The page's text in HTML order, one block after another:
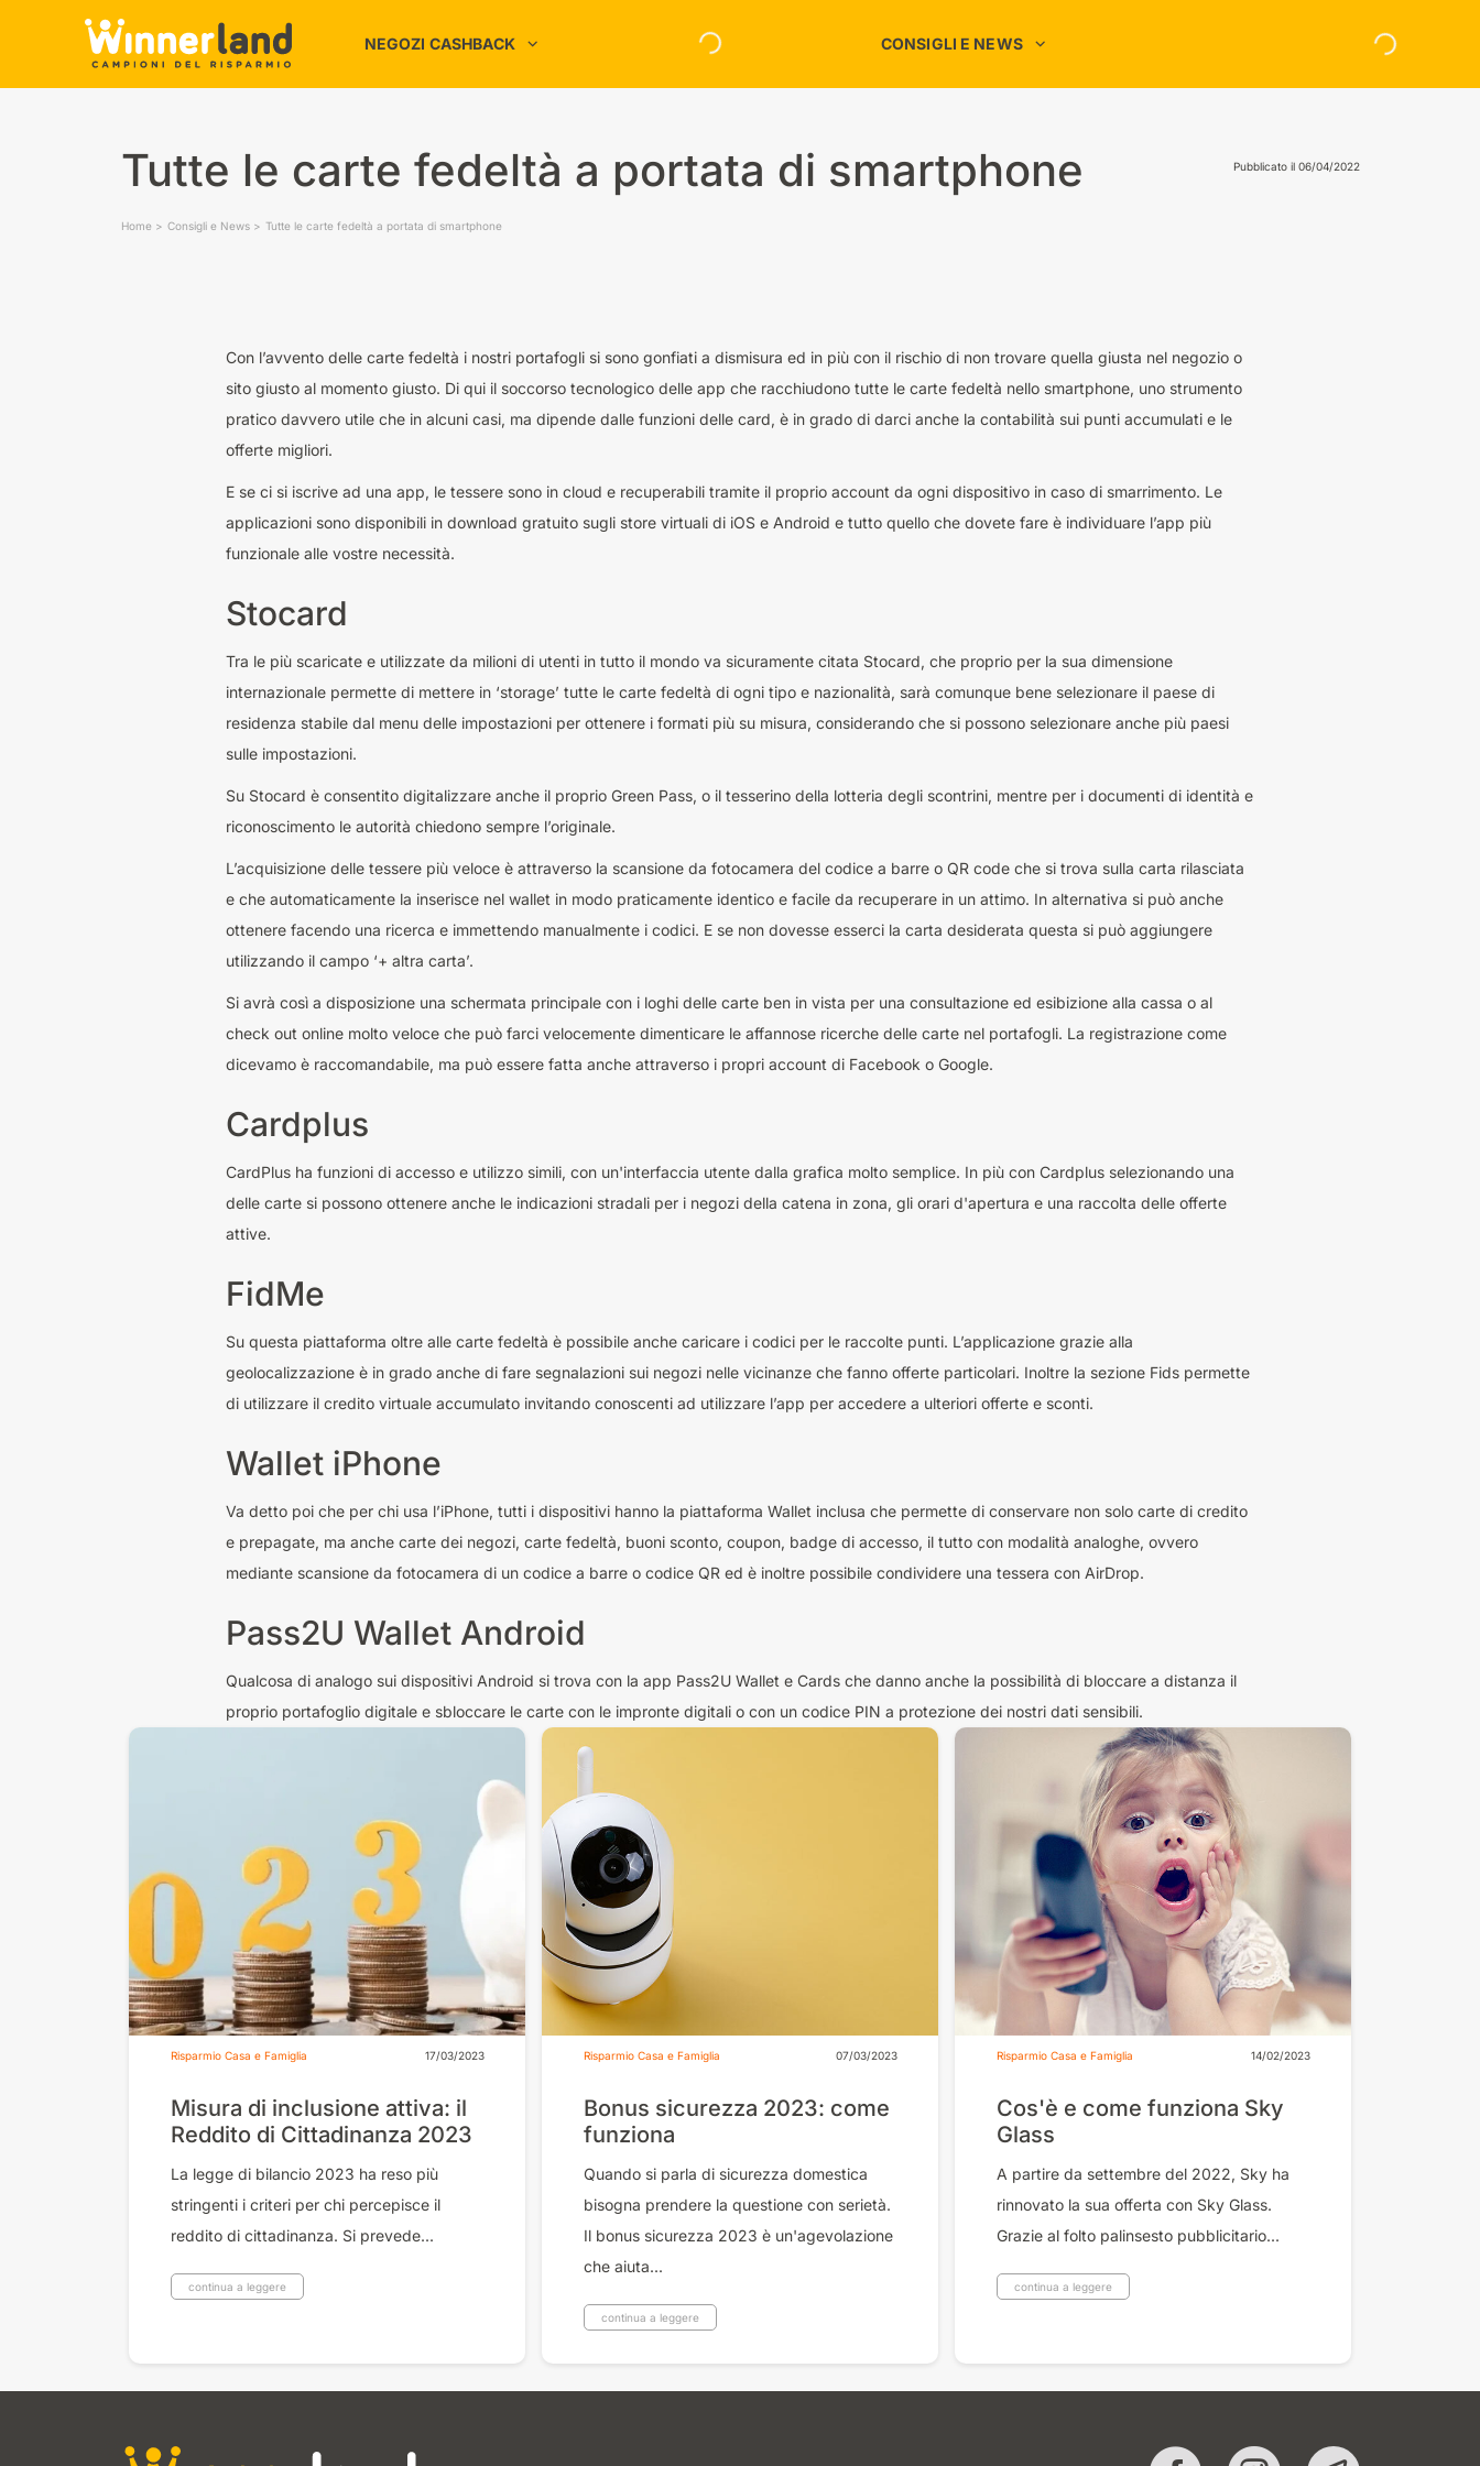
NEGOZI CASHBACK
Amici animali
Auto e Moto
Bambini e Giochi
Megastore
Moda e Accessori
Tutti i negozi
CONSIGLI E NEWS
Risparmio Shopping Online
Tutte le carte fedeltà a portata di smartphone Pubblicato il 06/04/2022
Home Consigli e News Tutte le carte fedeltà a portata di smartphone
Con l’avvento delle carte fedeltà i nostri portafogli si sono gonfiati a dismisura ed in più con il rischio di non trovare quella giusta nel negozio o
sito giusto al momento giusto. Di qui il soccorso tecnologico delle app che racchiudono tutte le carte fedeltà nello smartphone, uno strumento
pratico davvero utile che in alcuni casi, ma dipende dalle funzioni delle card, è in grado di darci anche la contabilità sui punti accumulati e le
offerte migliori.
E se ci si iscrive ad una app, le tessere sono in cloud e recuperabili tramite il proprio account da ogni dispositivo in caso di smarrimento. Le
applicazioni sono disponibili in download gratuito sugli store virtuali di iOS e Android e tutto quello che dovete fare è individuare l’app più
funzionale alle vostre necessità.
Stocard
Tra le più scaricate e utilizzate da milioni di utenti in tutto il mondo va sicuramente citata Stocard, che proprio per la sua dimensione
internazionale permette di mettere in ‘storage’ tutte le carte fedeltà di ogni tipo e nazionalità, sarà comunque bene selezionare il paese di
residenza stabile dal menu delle impostazioni per ottenere i formati più su misura, considerando che si possono selezionare anche più paesi
sulle impostazioni.
Su Stocard è consentito digitalizzare anche il proprio Green Pass, o il tesserino della lotteria degli scontrini, mentre per i documenti di identità e
riconoscimento le autorità chiedono sempre l’originale.
L’acquisizione delle tessere più veloce è attraverso la scansione da fotocamera del codice a barre o QR code che si trova sulla carta rilasciata
e che automaticamente la inserisce nel wallet in modo praticamente identico e facile da recuperare in un attimo. In alternativa si può anche
ottenere facendo una ricerca e immettendo manualmente i codici. E se non dovesse esserci la carta desiderata questa si può aggiungere
utilizzando il campo ‘+ altra carta’.
Si avrà così a disposizione una schermata principale con i loghi delle carte ben in vista per una consultazione ed esibizione alla cassa o al
check out online molto veloce che può farci velocemente dimenticare le affannose ricerche delle carte nel portafogli. La registrazione come
dicevamo è raccomandabile, ma può essere fatta anche attraverso i propri account di Facebook o Google.
Cardplus
CardPlus ha funzioni di accesso e utilizzo simili, con un'interfaccia utente dalla grafica molto semplice. In più con Cardplus selezionando una
delle carte si possono ottenere anche le indicazioni stradali per i negozi della catena in zona, gli orari d'apertura e una raccolta delle offerte
attive.
FidMe
Su questa piattaforma oltre alle carte fedeltà è possibile anche caricare i codici per le raccolte punti. L’applicazione grazie alla
geolocalizzazione è in grado anche di fare segnalazioni sui negozi nelle vicinanze che fanno offerte particolari. Inoltre la sezione Fids permette
di utilizzare il credito virtuale accumulato invitando conoscenti ad utilizzare l’app per accedere a ulteriori offerte e sconti.
Wallet iPhone
Va detto poi che per chi usa l’iPhone, tutti i dispositivi hanno la piattaforma Wallet inclusa che permette di conservare non solo carte di credito
e prepagate, ma anche carte dei negozi, carte fedeltà, buoni sconto, coupon, badge di accesso, il tutto con modalità analoghe, ovvero
mediante scansione da fotocamera di un codice a barre o codice QR ed è inoltre possibile condividere una tessera con AirDrop.
Pass2U Wallet Android
Qualcosa di analogo sui dispositivi Android si trova con la app Pass2U Wallet e Cards che danno anche la possibilità di bloccare a distanza il
proprio portafoglio digitale e sbloccare le carte con le impronte digitali o con un codice PIN a protezione dei nostri dati sensibili.
Risparmio Casa e Famiglia 17/03/2023
Misura di inclusione attiva: il
Reddito di Cittadinanza 2023
La legge di bilancio 2023 ha reso più
stringenti i criteri per chi percepisce il
reddito di cittadinanza. Si prevede...
continua a leggere
Risparmio Casa e Famiglia 07/03/2023
Bonus sicurezza 2023: come
funziona
Quando si parla di sicurezza domestica
bisogna prendere la questione con serietà.
Il bonus sicurezza 2023 è un'agevolazione
che aiuta...
continua a leggere
Risparmio Casa e Famiglia 14/02/2023
Cos'è e come funziona Sky
Glass
A partire da settembre del 2022, Sky ha
rinnovato la sua offerta con Sky Glass.
Grazie al folto palinsesto pubblicitario...
continua a leggere